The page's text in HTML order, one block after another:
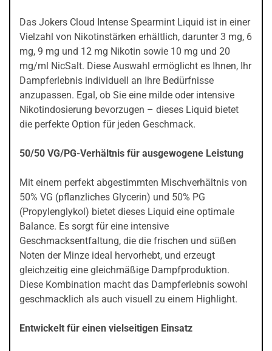
Das Jokers Cloud Intense Spearmint Liquid ist in einer
Vielzahl von Nikotinstärken erhältlich, darunter 3 mg, 6
mg, 9 mg und 12 mg Nikotin sowie 10 mg und 20
mg/ml NicSalt. Diese Auswahl ermöglicht es Ihnen, Ihr
Dampferlebnis individuell an Ihre Bedürfnisse
anzupassen. Egal, ob Sie eine milde oder intensive
Nikotindosierung bevorzugen – dieses Liquid bietet
die perfekte Option für jeden Geschmack.
50/50 VG/PG-Verhältnis für ausgewogene Leistung
Mit einem perfekt abgestimmten Mischverhältnis von
50% VG (pflanzliches Glycerin) und 50% PG
(Propylenglykol) bietet dieses Liquid eine optimale
Balance. Es sorgt für eine intensive
Geschmacksentfaltung, die die frischen und süßen
Noten der Minze ideal hervorhebt, und erzeugt
gleichzeitig eine gleichmäßige Dampfproduktion.
Diese Kombination macht das Dampferlebnis sowohl
geschmacklich als auch visuell zu einem Highlight.
Entwickelt für einen vielseitigen Einsatz